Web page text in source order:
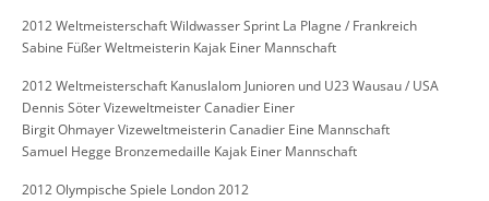
2012 Weltmeisterschaft Wildwasser Sprint La Plagne / Frankreich
Sabine Füßer Weltmeisterin Kajak Einer Mannschaft
2012 Weltmeisterschaft Kanuslalom Junioren und U23 Wausau / USA
Dennis Söter Vizeweltmeister Canadier Einer
Birgit Ohmayer Vizeweltmeisterin Canadier Eine Mannschaft
Samuel Hegge Bronzemedaille Kajak Einer Mannschaft
2012 Olympische Spiele London 2012